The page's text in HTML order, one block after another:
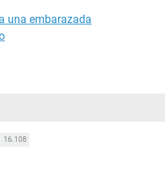
una embarazada
16.108